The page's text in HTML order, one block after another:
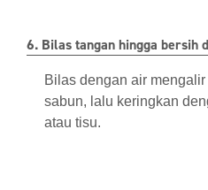
6. Bilas tangan hingga bersih
Bilas dengan air
sabun, lalu keringkan
atau tisu.